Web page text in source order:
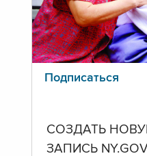
Подписаться
СОЗДАТЬ
ЗАПИСЬ NY.GOV